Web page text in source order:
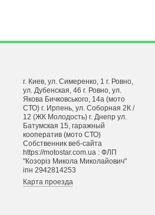
г. Киев, ул. Симеренко, 1 г. Ровно,
ул. Дубенская, 46 г. Ровно, ул.
Якова Бичковського, 14а (мото
СТО) г. Ирпень, ул. Соборная 2К /
12 (ЖК Молодость) г. Днепр ул.
Батумская 15, гаражный
кооператив (мото СТО)
Собственник веб-сайта
https://motostar.com.ua : ФЛП
"Козоріз Микола Миколайович"
iпн 2942814253
Карта проезда